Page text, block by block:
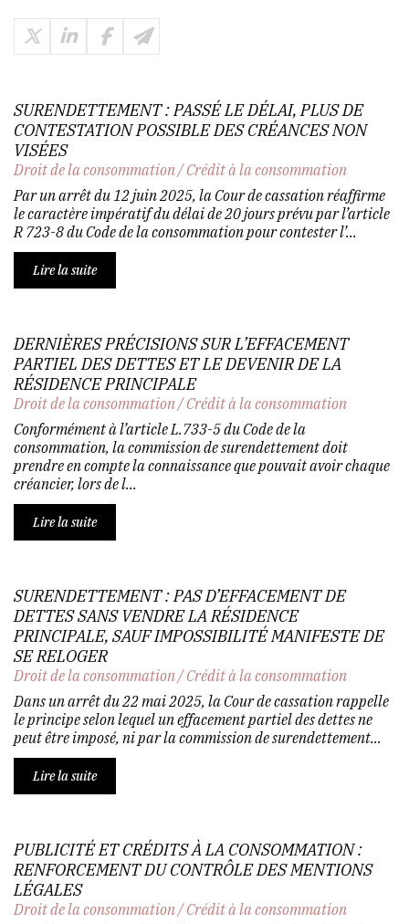
SURENDETTEMENT : PASSÉ LE DÉLAI, PLUS DE
CONTESTATION POSSIBLE DES CRÉANCES NON
VISÉES
Droit de la consommation/Crédit à la consommation
Par un arrêt du 12 juin 2025, la Cour de cassation réaffirme
le caractère impératif du délai de 20 jours prévu par l’article
R 723-8 du Code de la consommation pour contester l’...
Lire la suite
DERNIÈRES PRÉCISIONS SUR L’EFFACEMENT
PARTIEL DES DETTES ET LE DEVENIR DE LA
RÉSIDENCE PRINCIPALE
Droit de la consommation/Crédit à la consommation
Conformément à l’article L.733-5 du Code de la
consommation, la commission de surendettement doit
prendre en compte la connaissance que pouvait avoir chaque
créancier, lors de l...
Lire la suite
SURENDETTEMENT : PAS D’EFFACEMENT DE
DETTES SANS VENDRE LA RÉSIDENCE
PRINCIPALE, SAUF IMPOSSIBILITÉ MANIFESTE DE
SE RELOGER
Droit de la consommation/Crédit à la consommation
Dans un arrêt du 22 mai 2025, la Cour de cassation rappelle
le principe selon lequel un effacement partiel des dettes ne
peut être imposé, ni par la commission de surendettement...
Lire la suite
PUBLICITÉ ET CRÉDITS À LA CONSOMMATION :
RENFORCEMENT DU CONTRÔLE DES MENTIONS
LÉGALES
Droit de la consommation/Crédit à la consommation